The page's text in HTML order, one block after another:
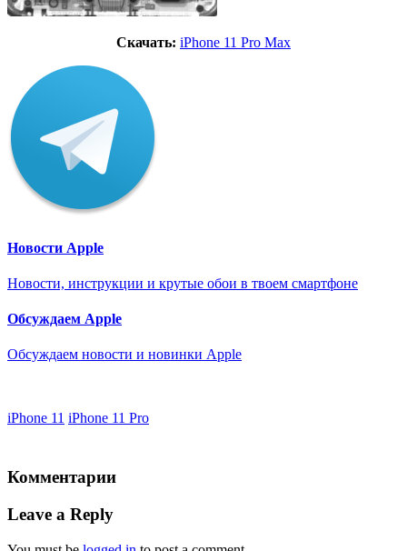
Скачать: iPhone 11 Pro Max
Новости Apple
Новости, инструкции и крутые обои в твоем смартфоне
Обсуждаем Apple
Обсуждаем новости и новинки Apple
iPhone 11 iPhone 11 Pro
Комментарии
Leave a Reply